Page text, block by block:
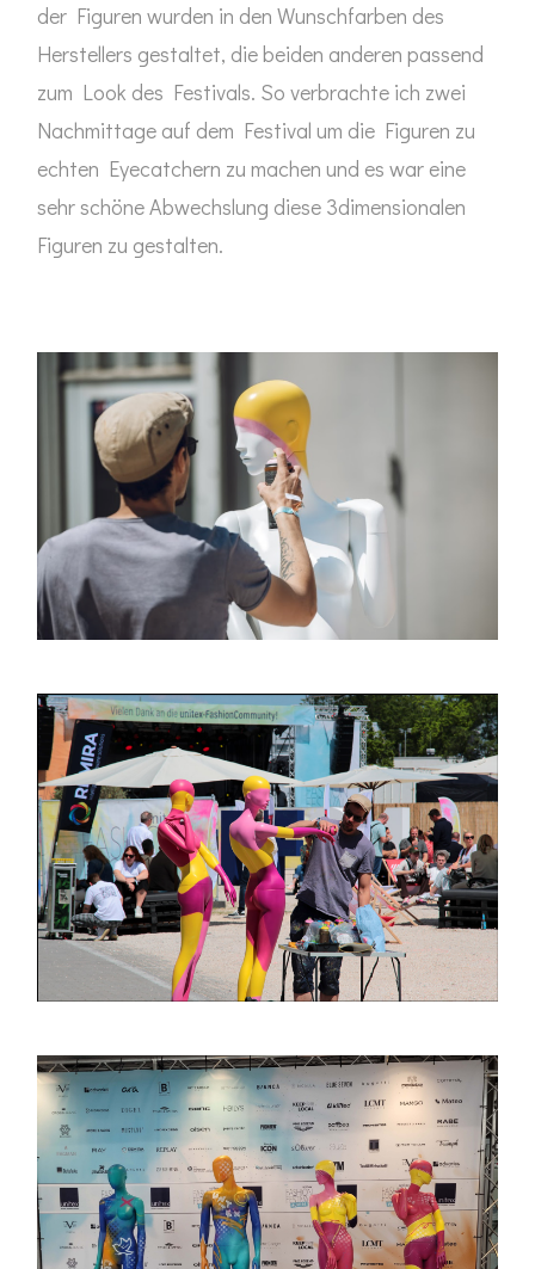
der Figuren wurden in den Wunschfarben des
Herstellers gestaltet, die beiden anderen passend
zum Look des Festivals. So verbrachte ich zwei
Nachmittage auf dem Festival um die Figuren zu
echten Eyecatchern zu machen und es war eine
sehr schöne Abwechslung diese 3dimensionalen
Figuren zu gestalten.